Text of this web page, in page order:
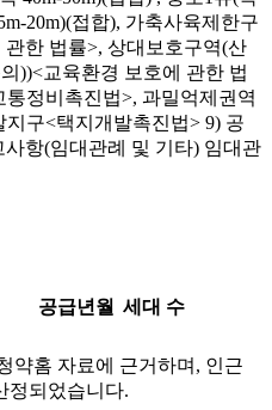
20m)(접합), 가축사육제한구
한 법률>, 상대보호구역(산
))<교육환경 보호에 관한 법
정비촉진법>, 과밀억제권역
구<택지개발촉진법> 9) 공
항(임대관례 및 기타) 임대관
공급년월 세대 수
약홈 자료에 근거하며, 인근
정되었습니다.